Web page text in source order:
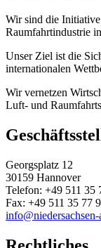
Wir sind die
Raumfahrtindustrie
Unser Ziel ist die
internationalen
Wir vernetzen
Luft- und
Georgsplatz 12
30159 Hannover
Telefon: +49 511 35
Fax: +49 511 35 77